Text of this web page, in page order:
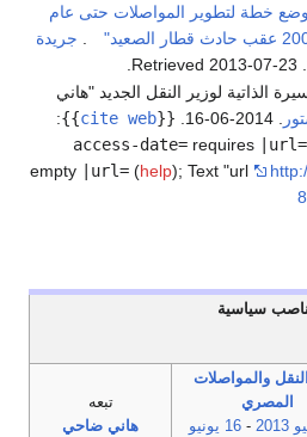
وضع خطة لتطوير المواصلات حتى عام
جريدة
2013-07-23
الذاتية لوزير النقل الجديد "هاني
. 2014-06-16.
{{
cite web
}}
:
requires |url=
empty
|url= (help);Text "url
سياسية
والمواصلات
المصري
2013
-16 يونيو
تبعه
هاني ضاحي